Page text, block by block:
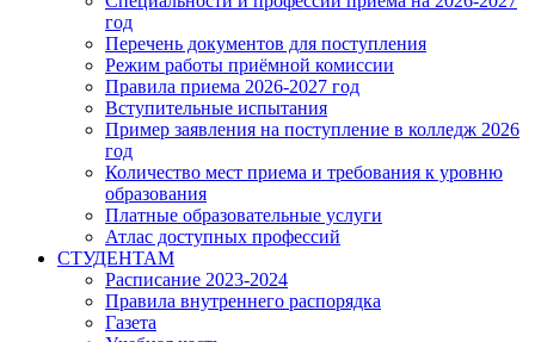
год
Перечень документов для поступления
Режим работы приёмной комиссии
Правила приема 2026-2027 год
Вступительные испытания
Пример заявления на поступление в колледж 2026
год
Количество мест приема и требования к уровню
образования
Платные образовательные услуги
Атлас доступных профессий
СТУДЕНТАМ
Расписание 2023-2024
Правила внутреннего распорядка
Газета